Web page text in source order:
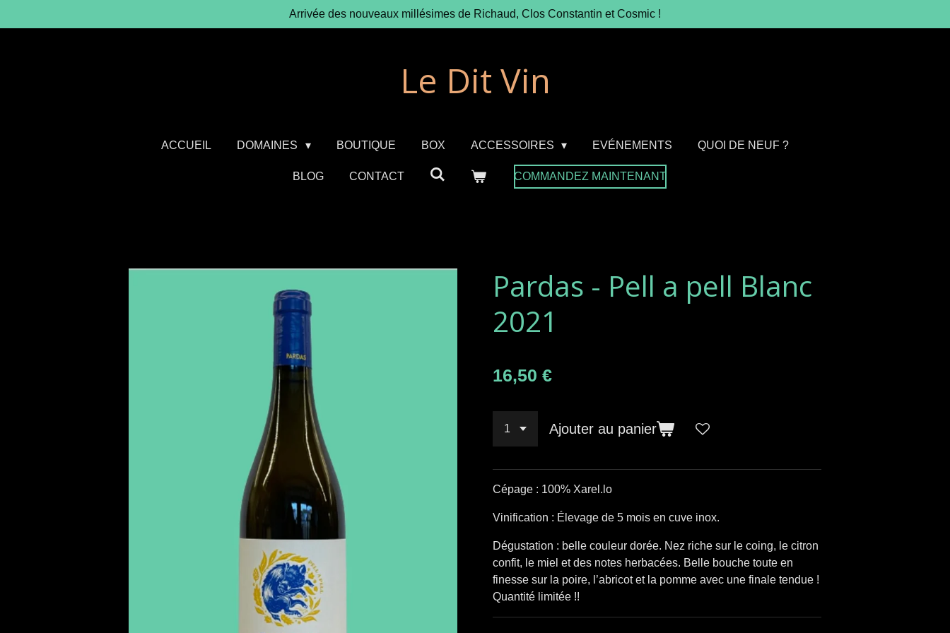
au
Arrivée des nouveaux millésimes de Richaud, Clos Constantin et Cosmic !
Le Dit Vin
ACCUEIL DOMAINES BOUTIQUE BOX ACCESSOIRES EVÉNEMENTS QUOI DE NEUF ?
BLOG CONTACT COMMANDEZ MAINTENANT
Pardas - Pell a pell Blanc
2021
16,50 €
Ajouter au panier
Cépage : 100% Xarel.lo
Vinification : Élevage de 5 mois en cuve inox.
Dégustation : belle couleur dorée. Nez riche sur le coing, le citron
confit, le miel et des notes herbacées. Belle bouche toute en
finesse sur la poire, l’abricot et la pomme avec une finale tendue !
Quantité limitée !!